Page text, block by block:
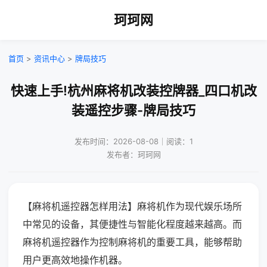
珂珂网
首页 > 资讯中心 > 牌局技巧
快速上手!杭州麻将机改装控牌器_四口机改
装遥控步骤-牌局技巧
发布时间：2026-08-08｜阅读：1
发布者：珂珂网
【麻将机遥控器怎样用法】麻将机作为现代娱乐场所
中常见的设备，其便捷性与智能化程度越来越高。而
麻将机遥控器作为控制麻将机的重要工具，能够帮助
用户更高效地操作机器。